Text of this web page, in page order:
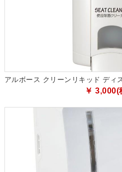
アルボース クリーンリキッド ディ
￥ 3,000(